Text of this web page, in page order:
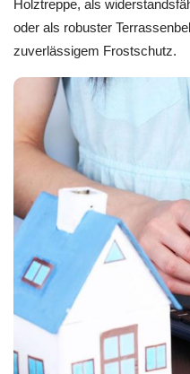
Holztreppe, als
oder als robuster
zuverlässigem Frostschutz.